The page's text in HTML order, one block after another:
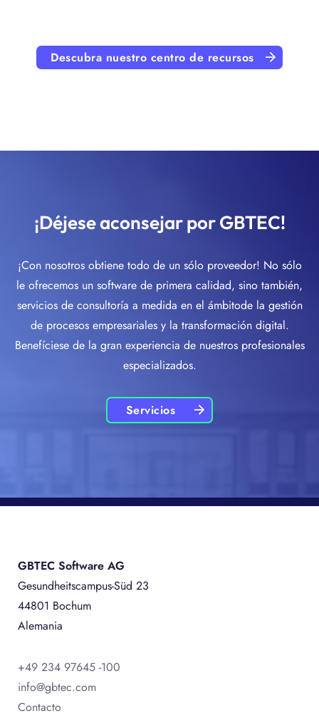
Descubra nuestro centro de recursos
¡Déjese aconsejar por GBTEC!
¡Con nosotros obtiene todo de un sólo proveedor! No sólo
le ofrecemos un software de primera calidad, sino también,
servicios de consultoría a medida en el ámbitode la gestión
de procesos empresariales y la transformación digital.
Benefíciese de la gran experiencia de nuestros profesionales
especializados.
Servicios
GBTEC Software AG
Gesundheitscampus-Süd 23
44801 Bochum
Alemania
+49 234 97645 -100
info@gbtec.com
Contacto